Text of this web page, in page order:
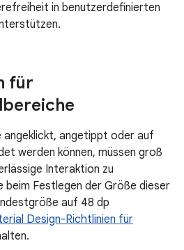
in benutzerdefinierten
für
angeklickt, angetippt oder auf
werden können, müssen groß
Interaktion zu
beim Festlegen der Größe dieser
auf 48 dp
Design-Richtlinien für